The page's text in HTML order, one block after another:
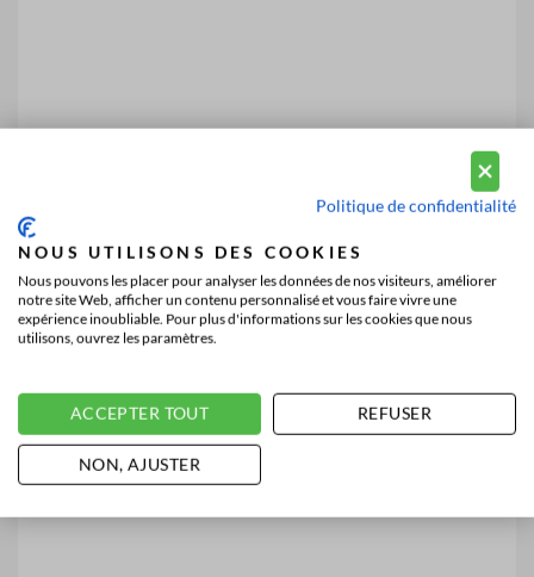
Politique de confidentialité
NOUS UTILISONS DES COOKIES
Nous pouvons les placer pour analyser les données de nos visiteurs, améliorer
notre site Web, afficher un contenu personnalisé et vous faire vivre une
expérience inoubliable. Pour plus d'informations sur les cookies que nous
utilisons, ouvrez les paramètres.
ACCEPTER TOUT REFUSER
NON, AJUSTER